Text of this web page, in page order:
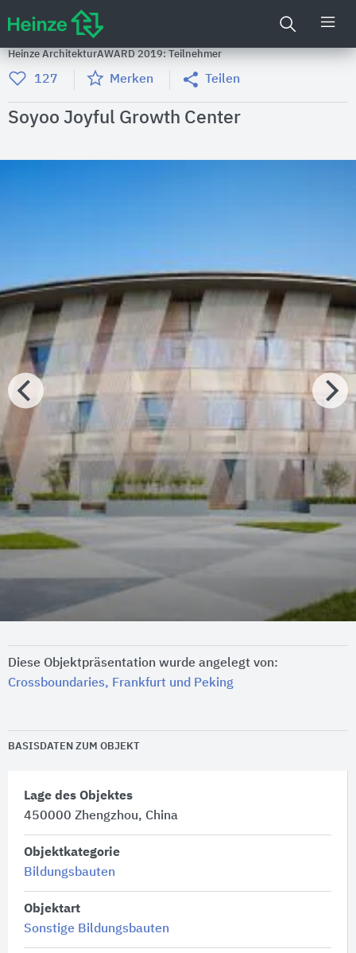
Heinze ArchitekturAWARD 2019: Teilnehmer
127 Merken Teilen
Soyoo Joyful Growth Center
Diese Objektpräsentation wurde angelegt von:
Crossboundaries, Frankfurt und Peking
BASISDATEN ZUM OBJEKT
Lage des Objektes
450000 Zhengzhou, China
Objektkategorie
Bildungsbauten
Objektart
Sonstige Bildungsbauten